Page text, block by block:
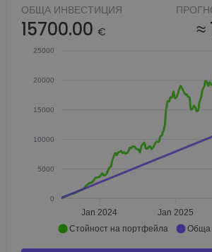
ОБЩА ИНВЕСТИЦИЯ
15700.00 € ≈
25000
20000
15000
10000
5000
0
Jan 2024 Jan 2025
Стойност на портфейла Обща